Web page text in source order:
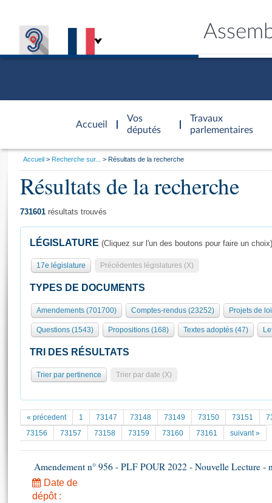
Accueil
d'accueil
Vos
députés
Travaux
parlementaires
Présidence
577 députés
Groupes politiques
Séance publique
Commissions et autres organes
Europe et International
Pétitions
Documents parlementaires
Projets de loi
Propositions de loi
Amendements
Textes adoptés
Général
Rôle et pouvoirs de l'Assemblée
Organisation de l'Assemblée
Présidence Conférence des Présidents Bureau Collège des
Statistiques et chiffres clés
Documents de référence
( Constitution | Règlement de l'Assemblée ... )
Histoire
Juniors
Visiter l'Assemblée
Visite virtuelle du palais Bourbon
Assister à une séance
La Bibliothèque
Les archives
Contacts et plan d'accès
Photos libres de droit
Vous
Accueil Recherche sur... Résultats de la recherche
Résultats de la recherche
731601 résultats trouvés
LÉGISLATURE (Cliquez sur l'un des boutons pour faire un choix)
17e législature Précédentes législatures (X)
TYPES DE DOCUMENTS
Amendements (701700) Comptes-rendus (23252) Projets de
Questions (1543) Propositions (168) Textes adoptés (47)
TRI DES RÉSULTATS
Trier par pertinence Trier par date (X)
« précedent 1 73147 73148 73149 73150 73151
73156
73157 73158 73159 73160 73161 suivant »
Amendement n° 956 - PLF POUR 2022 - Nouvelle Lecture -
Date de
dépôt :